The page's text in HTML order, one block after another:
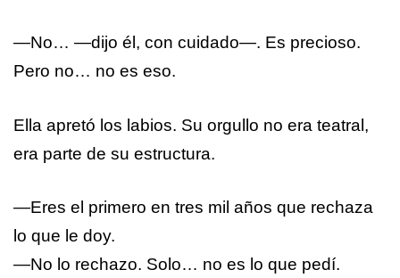
—No… —dijo él, con cuidado—. Es precioso.
Pero no… no es eso.
Ella apretó los labios. Su orgullo no era teatral,
era parte de su estructura.
—Eres el primero en tres mil años que rechaza
lo que le doy.
—No lo rechazo. Solo… no es lo que pedí.